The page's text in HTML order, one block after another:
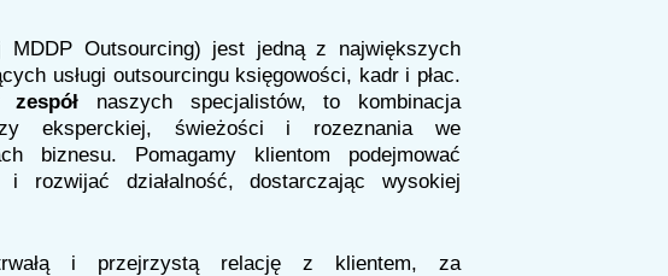
MDDP Outsourcing) jest jedną z największych
usługi outsourcingu księgowości, kadr i płac.
zespół
naszych specjalistów, to kombinacja
eksperckiej, świeżości i rozeznania we
biznesu. Pomagamy klientom podejmować
i rozwijać działalność, dostarczając wysokiej
i przejrzystą relację z klientem, za